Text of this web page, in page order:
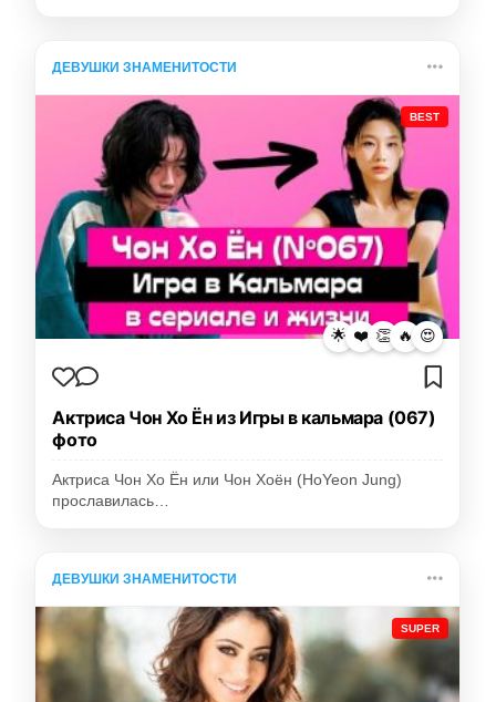
ДЕВУШКИ ЗНАМЕНИТОСТИ
BEST
🌟 ❤️ 👏 🔥 😍
Актриса Чон Хо Ён из Игры в кальмара (067)
фото
Актриса Чон Хо Ён или Чон Хоён (HoYeon Jung)
прославилась…
ДЕВУШКИ ЗНАМЕНИТОСТИ
SUPER